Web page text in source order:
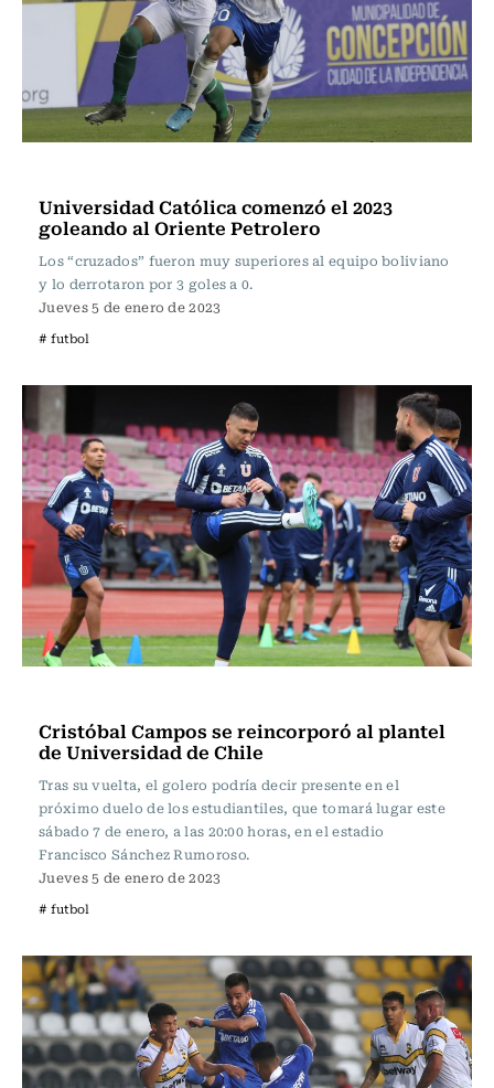
Universidad Católica comenzó el 2023
goleando al Oriente Petrolero
Los “cruzados” fueron muy superiores al equipo boliviano
y lo derrotaron por 3 goles a 0.
Jueves 5 de enero de 2023
# futbol
Cristóbal Campos se reincorporó al plantel
de Universidad de Chile
Tras su vuelta, el golero podría decir presente en el
próximo duelo de los estudiantiles, que tomará lugar este
sábado 7 de enero, a las 20:00 horas, en el estadio
Francisco Sánchez Rumoroso.
Jueves 5 de enero de 2023
# futbol